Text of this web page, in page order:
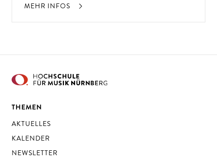
MEHR INFOS
THEMEN
AKTUELLES
KALENDER
NEWSLETTER